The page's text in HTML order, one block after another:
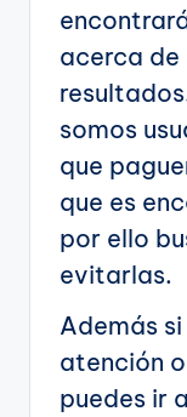
acerca de
somos
que
que es
por ello
evitarlas.
Además
atención
puedes ir